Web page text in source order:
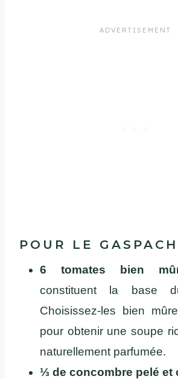
POUR LE
6 tomates bien
constituent la base
Choisissez-les bien
pour obtenir une soupe
naturellement parfumée.
⅓ de concombre pelé et